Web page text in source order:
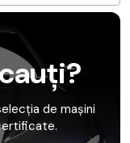
de mașini